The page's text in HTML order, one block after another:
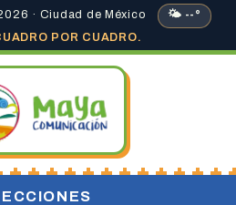
· Ciudad de México
🌤 --°
POR CUADRO.